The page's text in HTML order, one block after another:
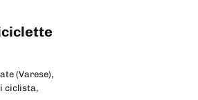
(Varese),
ciclista,